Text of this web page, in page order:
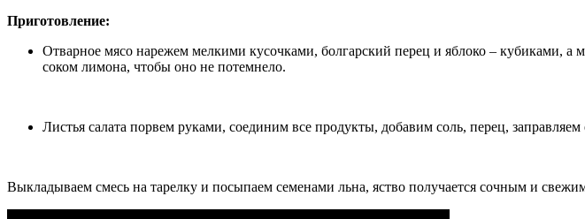
Приготовление:
Отварное мясо нарежем мелкими кусочками, болгарский перец и яблоко – кубиками, а
соком лимона, чтобы оно не потемнело.
Листья салата порвем руками, соединим все продукты, добавим соль, перец,
Выкладываем смесь на тарелку и посыпаем семенами льна, яство получается сочным и